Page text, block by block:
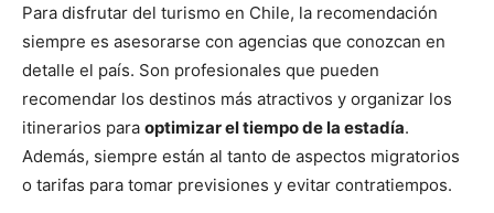
Para disfrutar del turismo en Chile, la recomendación
siempre es asesorarse con agencias que conozcan en
detalle el país. Son profesionales que pueden
recomendar los destinos más atractivos y organizar los
itinerarios para optimizar el tiempo de la estadía.
Además, siempre están al tanto de aspectos migratorios
o tarifas para tomar previsiones y evitar contratiempos.